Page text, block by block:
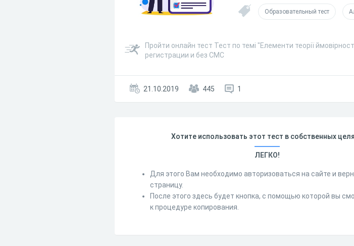
Образовательный тест
Пройти онлайн тест Тест по темі "Елементи теорії
регистрации и без СМС
21.10.2019 445 1
Хотите использовать этот тест в собственных
ЛЕГКО!
Для этого Вам необходимо авторизоваться на сайте и
страницу.
После этого здесь будет кнопка, с помощью которой вы
к процедуре копирования.